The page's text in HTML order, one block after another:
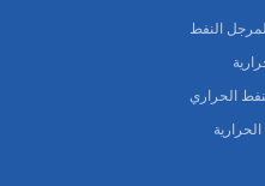
النفط
الحراري